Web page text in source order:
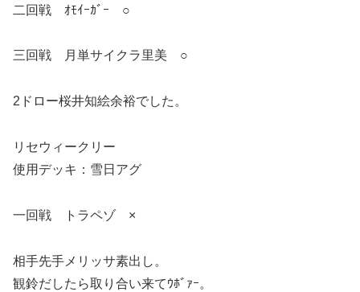
二回戦 ｵﾓｲｰｶﾞｰ ○
三回戦 月単サイクラ里美 ○
2ドロー桜井知絵余裕でした。
リセウィークリー
使用デッキ：雪日アグ
一回戦 トラペゾ ×
相手先手メリッサ素出し。
観鈴だしたら取り合い来てｳﾎﾞｧｰ。